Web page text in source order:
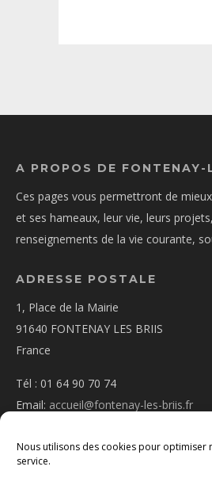
Nous utilisons des cookies pour optimiser
service.
A PROPOS DE FONTENAY-
Ces pages vous permettront de
et ses hameaux, leur vie, leurs
renseignements de la vie courante,
ADRESSE POSTALE
1, Place de la Mairie
91640 FONTENAY LES BRIIS
France
Tél : 01 64 90 70 74
Email: accueil@fontenay-les-briis.fr